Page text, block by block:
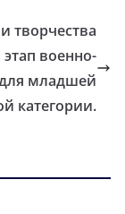
творчества
военно-
младшей
категории.